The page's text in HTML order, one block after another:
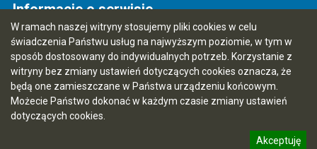
W ramach naszej witryny stosujemy pliki cookies w celu
świadczenia Państwu usług na najwyższym poziomie, w tym w
sposób dostosowany do indywidualnych potrzeb. Korzystanie z
witryny bez zmiany ustawień dotyczących cookies oznacza, że
będą one zamieszczane w Państwa urządzeniu końcowym.
Możecie Państwo dokonać w każdym czasie zmiany ustawień
dotyczących cookies.
Akceptuję
Informacje o serwisie
Mapa serwisu
Instrukcja obsługi
Statystyki oglądalności
Ostatnia aktualizacja BIP: 07.08.2026 13:43
CMS i hosting: Logonet Sp. z o.o. w Bydgoszczy